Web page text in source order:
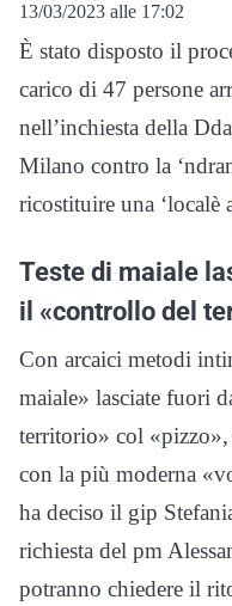
13/03/2023 alle 17:02
È stato disposto il
carico di 47 persone
nell’inchiesta della
Milano contro la
ricostituire una ‘localè
Teste di maiale
il «controllo del
Con arcaici metodi
maiale» lasciate fuori
territorio» col
con la più moderna
ha deciso il gip
richiesta del pm
potranno chiedere il